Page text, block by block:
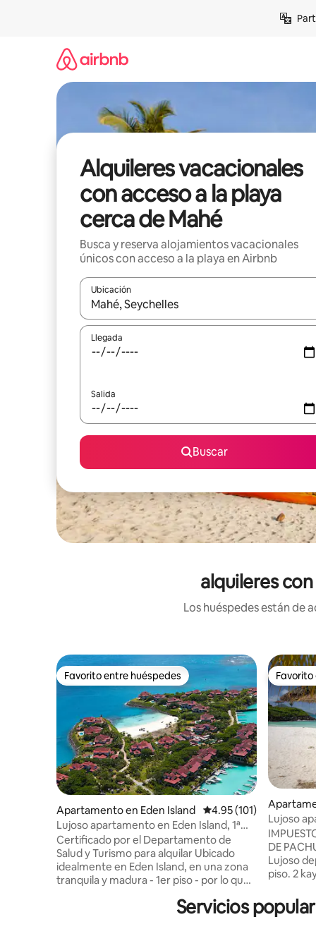
Alquileres vacacionales
con acceso a la playa
cerca de Mahé
Busca y reserva alojamientos vacacionales
únicos con acceso a la playa en Airbnb
Ubicación
Cuando los resultados estén disponibles,
Llegada
Salida
Buscar
alquileres
Los huéspedes están de
Favorito entre huéspedes
Favorito entre huéspedes
Apartamento en Eden Island Calificación promedio:
4.95 (101)
Lujoso apartamento en Eden Island, 1ª
planta, seguro y tranquilo, cerca de la
piscina
Certificado por el Departamento de
Salud y Turismo para alquilar Ubicado
idealmente en Eden Island, en una zona
tranquila y madura - 1er piso - por lo que
Lujoso
carrito
DE
Lujoso
piso. 2
cuenca,
puerto
Servicios